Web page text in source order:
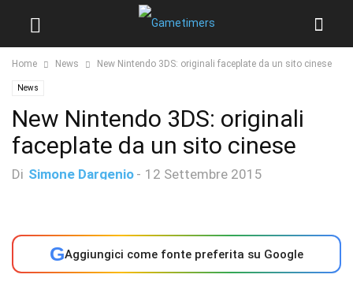
Home News New Nintendo 3DS: originali faceplate da un sito cinese
News
New Nintendo 3DS: originali
faceplate da un sito cinese
Di Simone Dargenio - 12 Settembre 2015
GAggiungici come fonte preferita su Google